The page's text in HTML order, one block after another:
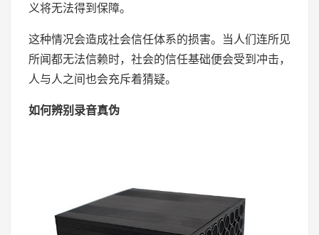
义将无法得到保障。
这种情况会造成社会信任体系的损害。当人们连所见
所闻都无法信赖时，社会的信任基础便会受到冲击，
人与人之间也会充斥着猜疑。
如何辨别录音真伪